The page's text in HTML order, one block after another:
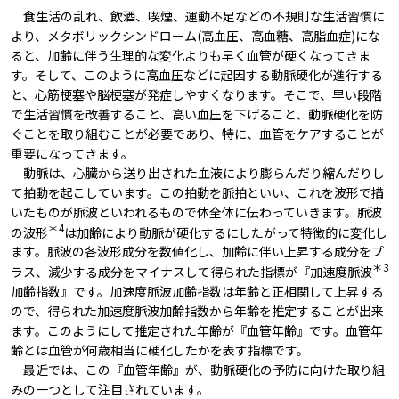
食生活の乱れ、飲酒、喫煙、運動不足などの不規則な生活習慣に
より、メタボリックシンドローム(高血圧、高血糖、高脂血症)にな
ると、加齢に伴う生理的な変化よりも早く血管が硬くなってきま
す。そして、このように高血圧などに起因する動脈硬化が進行する
と、心筋梗塞や脳梗塞が発症しやすくなります。そこで、早い段階
で生活習慣を改善すること、高い血圧を下げること、動脈硬化を防
ぐことを取り組むことが必要であり、特に、血管をケアすることが
重要になってきます。
動脈は、心臓から送り出された血液により膨らんだり縮んだりし
て拍動を起こしています。この拍動を脈拍といい、これを波形で描
いたものが脈波といわれるもので体全体に伝わっていきます。脈波
の波形＊4は加齢により動脈が硬化するにしたがって特徴的に変化し
ます。脈波の各波形成分を数値化し、加齢に伴い上昇する成分をプ
ラス、減少する成分をマイナスして得られた指標が『加速度脈波＊3
加齢指数』です。加速度脈波加齢指数は年齢と正相関して上昇する
ので、得られた加速度脈波加齢指数から年齢を推定することが出来
ます。このようにして推定された年齢が『血管年齢』です。血管年
齢とは血管が何歳相当に硬化したかを表す指標です。
最近では、この『血管年齢』が、動脈硬化の予防に向けた取り組
みの一つとして注目されています。